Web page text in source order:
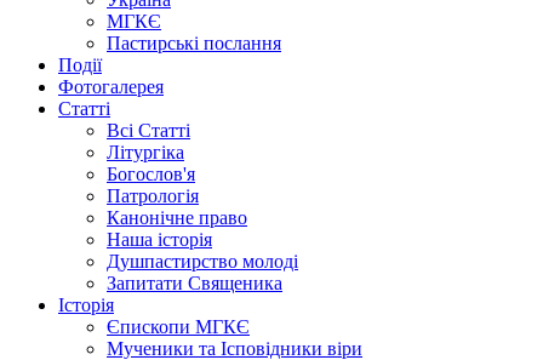
МГКЄ
Пастирські послання
Події
Фотогалерея
Статті
Всі Статті
Літургіка
Богослов'я
Патрологія
Канонічне право
Наша історія
Душпастирство молоді
Запитати Священика
Історія
Єпископи МГКЄ
Мученики та Ісповідники віри